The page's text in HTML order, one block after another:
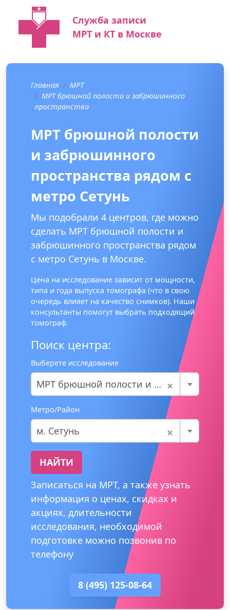
Служба записи
МРТ и КТ в Москве
Главная
МРТ
МРТ брюшной полости и забрюшинного
пространства
МРТ брюшной полости
и забрюшинного
пространства рядом с
метро Сетунь
Мы подобрали 4 центров, где можно
сделать МРТ брюшной полости и
забрюшинного пространства рядом
с метро Сетунь в Москве.
Цена на исследование зависит от мощности,
типа и года выпуска томографа (что в свою
очередь влияет на качество снимков). Наши
консультанты помогут выбрать подходящий
томограф.
Поиск центра:
Выберете исследование
×
МРТ брюшной полости и забрюшинного пространства
Метро/Район
×
м. Сетунь
НАЙТИ
Записаться на МРТ, а также узнать
информация о ценах, скидках и
акциях, длительности
исследования, необходимой
подготовке можно позвонив по
телефону
8 (495) 125-08-64